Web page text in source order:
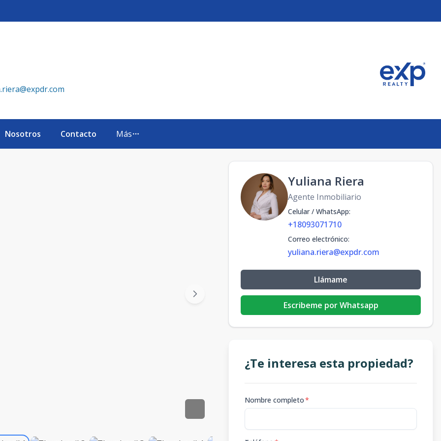
Nosotros Contacto Más
Yuliana Riera
Agente Inmobiliario
Celular / WhatsApp:
+18093071710
Correo electrónico:
yuliana.riera@expdr.com
Llámame
Escribeme por Whatsapp
¿Te interesa esta propiedad?
Nombre completo*
Dominicana